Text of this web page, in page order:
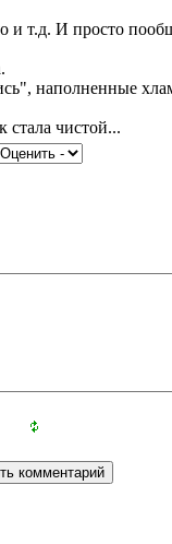
т.д. И просто
наполненные
чистой...